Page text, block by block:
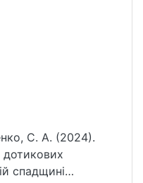
С. А. (2024).
дотикових
спадщині